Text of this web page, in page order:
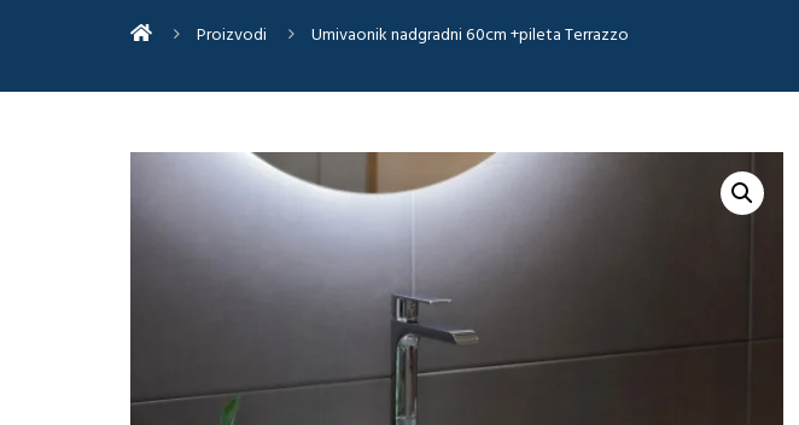
Proizvodi Umivaonik nadgradni 60cm +pileta Terrazzo